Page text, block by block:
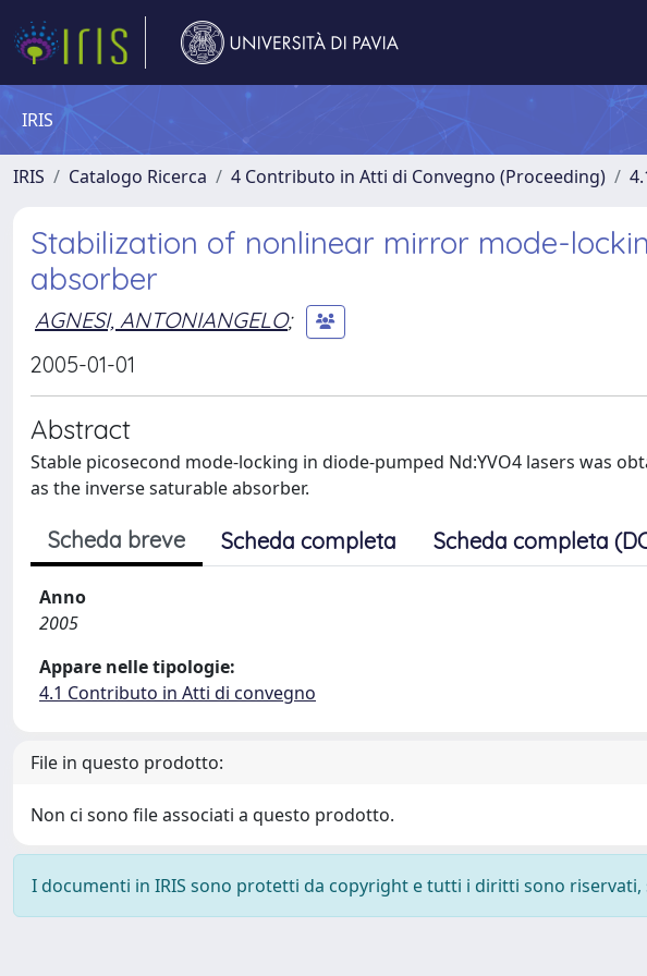
IRIS
IRIS Catalogo Ricerca 4 Contributo in Atti di Convegno (Proceeding)
Stabilization of nonlinear mirror mode-
absorber
AGNESI, ANTONIANGELO;
2005-01-01
Abstract
Stable picosecond mode-locking in diode-pumped Nd:YVO4 lasers was
as the inverse saturable absorber.
Scheda breve Scheda completa Scheda completa
Anno
2005
Appare nelle tipologie:
4.1 Contributo in Atti di convegno
File in questo prodotto:
Non ci sono file associati a questo prodotto.
I documenti in IRIS sono protetti da copyright e tutti i diritti sono riservati,